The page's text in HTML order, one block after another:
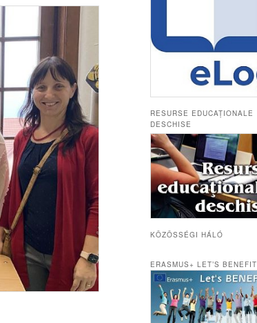
RESURSE EDUCAȚIONALE
DESCHISE
KÖZÖSSÉGI HÁLÓ
ERASMUS+ LET’S BENEFIT